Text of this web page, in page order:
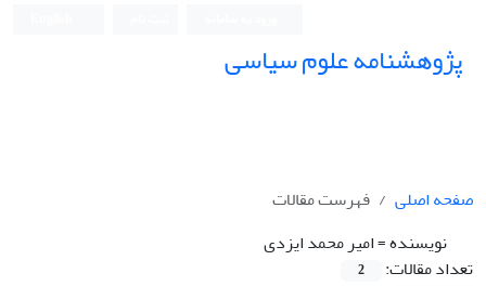
پژوهشنامه علوم سیاسی
صفحه اصلی
فهرست مقالات
نویسنده =امیر محمد ایزدی
تعداد مقالات:
2